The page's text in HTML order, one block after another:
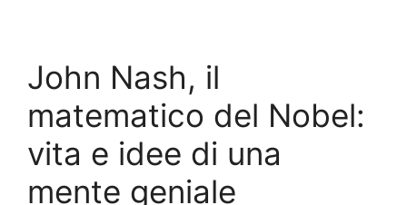
John Nash, il
matematico del Nobel:
vita e idee di una
mente geniale